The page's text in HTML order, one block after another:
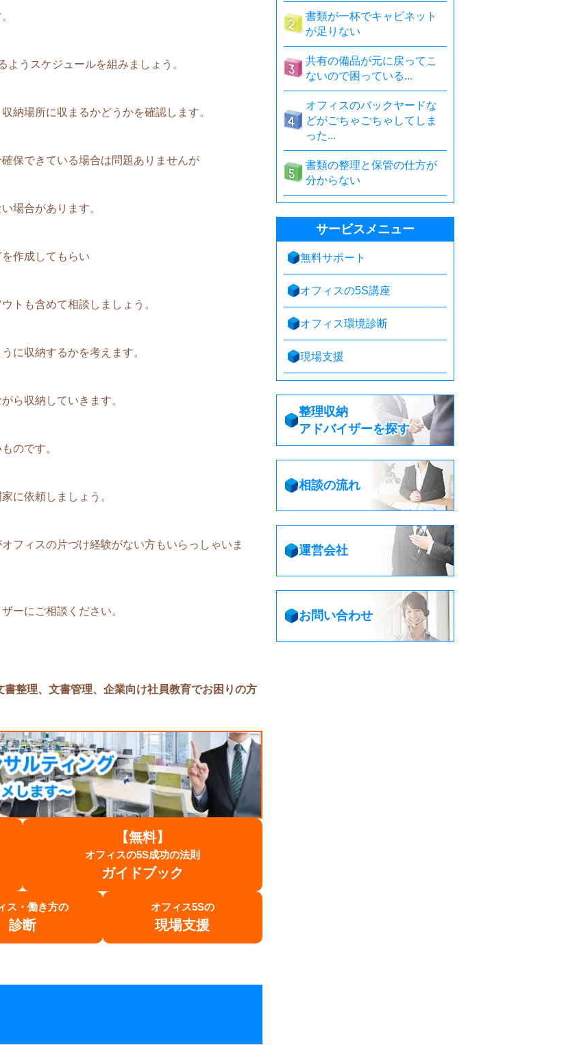
うスケジュールを組みましょう。
納場所に収まるかどうかを確認します。
保できている場合は問題ありませんが
場合があります。
作成してもらい
トも含めて相談しましょう。
に収納するかを考えます。
ら収納していきます。
のです。
に依頼しましょう。
フィスの片づけ経験がない方もいらっしゃいま
ーにご相談ください。
整理、文書管理、企業向け社員教育でお困りの方
【無料】
オフィスの5S成功の法則
ガイドブック
ス・働き方の
診断
オフィス5Sの
現場支援
書類が一杯でキャビネット
が足りない
共有の備品が元に戻ってこ
ないので困っている...
オフィスのバックヤードな
どがごちゃごちゃしてしま
った...
書類の整理と保管の仕方が
分からない
サービスメニュー
無料サポート
オフィスの5S講座
オフィス環境診断
現場支援
整理収納
アドバイザーを探す
相談の流れ
運営会社
お問い合わせ